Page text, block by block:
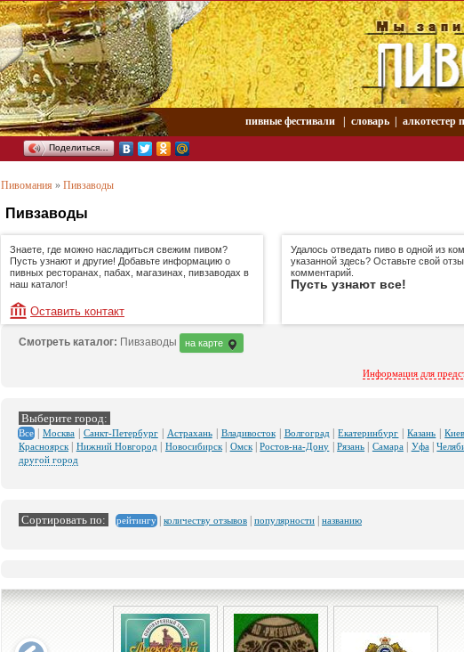
пивные фестивали словарь aлкотестер
Поделиться…
Пивомания » Пивзаводы
Пивзаводы
Знаете, где можно насладиться свежим пивом?
Пусть узнают и другие! Добавьте информацию о
пивных ресторанах, пабах, магазинах, пивзаводах в
наш каталог!
Оставить контакт
Удалось отведать пиво в одной из
указанной здесь? Оставьте свой
комментарий.
Пусть узнают все!
Смотреть каталог: Пивзаводы на карте
Информация для
Выберите город:
Все| Москва| Санкт-Петербург| Астрахань| Владивосток| Волгоград|Екатеринбург |Казань |Киев
Красноярск| Нижний Новгород Новосибирск| Омск|Ростов-на-Дону |Рязань Самара| Уфа|
другой город
Сортировать по: рейтингу| количеству отзывов популярности названию